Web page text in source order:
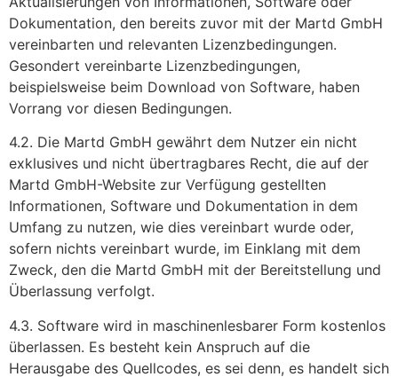
Dokumentation, den bereits zuvor mit der Martd GmbH
vereinbarten und relevanten Lizenzbedingungen.
Gesondert vereinbarte Lizenzbedingungen,
beispielsweise beim Download von Software, haben
Vorrang vor diesen Bedingungen.
4.2. Die Martd GmbH gewährt dem Nutzer ein nicht
exklusives und nicht übertragbares Recht, die auf der
Martd GmbH-Website zur Verfügung gestellten
Informationen, Software und Dokumentation in dem
Umfang zu nutzen, wie dies vereinbart wurde oder,
sofern nichts vereinbart wurde, im Einklang mit dem
Zweck, den die Martd GmbH mit der Bereitstellung und
Überlassung verfolgt.
4.3. Software wird in maschinenlesbarer Form kostenlos
überlassen. Es besteht kein Anspruch auf die
Herausgabe des Quellcodes, es sei denn, es handelt sich